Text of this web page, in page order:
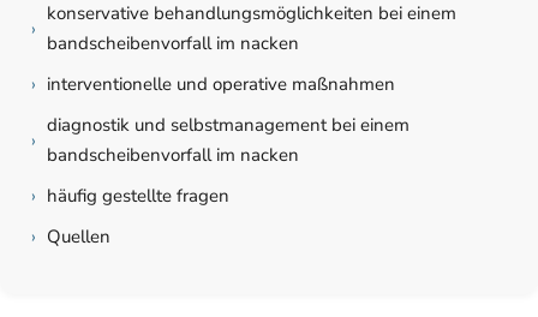
›
konservative behandlungsmöglichkeiten bei einem
bandscheibenvorfall im nacken
› interventionelle und operative maßnahmen
›
diagnostik und selbstmanagement bei einem
bandscheibenvorfall im nacken
› häufig gestellte fragen
› Quellen